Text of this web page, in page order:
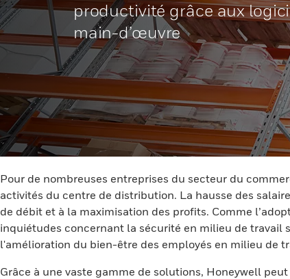
productivité grâce aux
main-d’œuvre
Pour de nombreuses entreprises du secteur du
activités du centre de distribution. La hausse des
de débit et à la maximisation des profits. Comme
inquiétudes concernant la sécurité en milieu de travail
l'amélioration du bien-être des employés en milieu de
Grâce à une vaste gamme de solutions, Honeywell